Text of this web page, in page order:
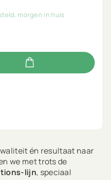
morgen in huis
én resultaat naar
we met trots de
lijn, speciaal